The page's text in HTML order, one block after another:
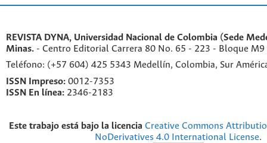
REVISTA DYNA, Universidad Nacional de Colombia (Sede
Minas. - Centro Editorial Carrera 80 No. 65 - 223 - Bloque
Teléfono: (+57 604) 425 5343 Medellín, Colombia, Sur
ISSN Impreso: 0012-7353
ISSN En línea: 2346-2183
Este trabajo está bajo la licencia Creative Commons
NoDerivatives 4.0 International License.